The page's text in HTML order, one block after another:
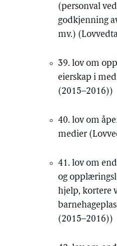
(personval
godkjenning
mv.)
39. lov om
eierskap i
(2015–2016))
40. lov om
medier
41. lov om
og
hjelp, kortere
(2015–2016))